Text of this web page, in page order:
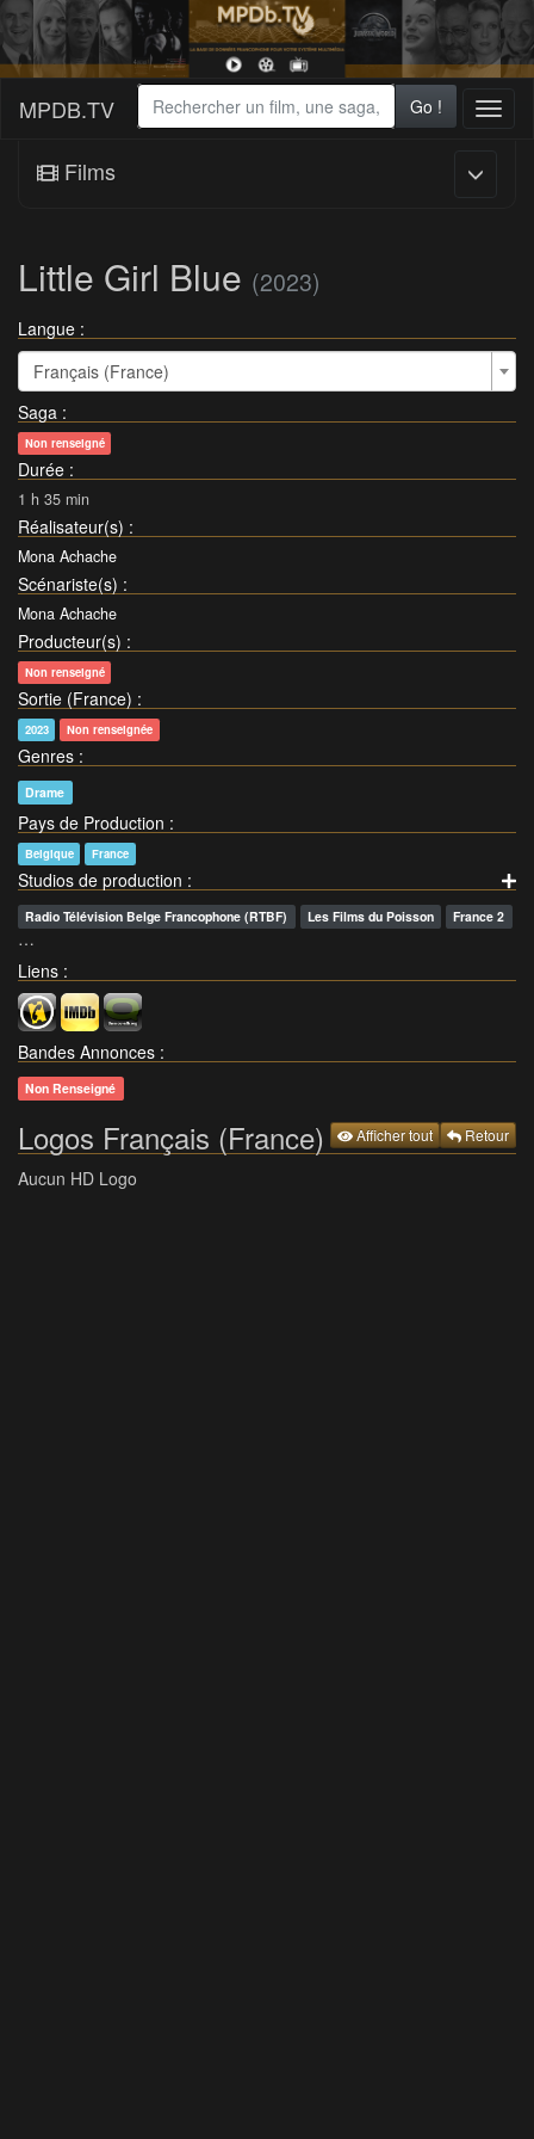
MPDB.TV Go !
Films
Little Girl Blue (2023)
Langue :
Français (France)
Saga :
Non renseigné
Durée :
1 h 35 min
Réalisateur(s) :
Mona Achache
Scénariste(s) :
Mona Achache
Producteur(s) :
Non renseigné
Sortie (France) :
2023 Non renseignée
Genres :
Drame
Pays de Production :
Belgique France
Studios de production :
Radio Télévision Belge Francophone (RTBF) Les Films du Poisson France 2
…
Liens :
Bandes Annonces :
Non Renseigné
Logos Français (France) Retour
Afficher tout
Aucun HD Logo